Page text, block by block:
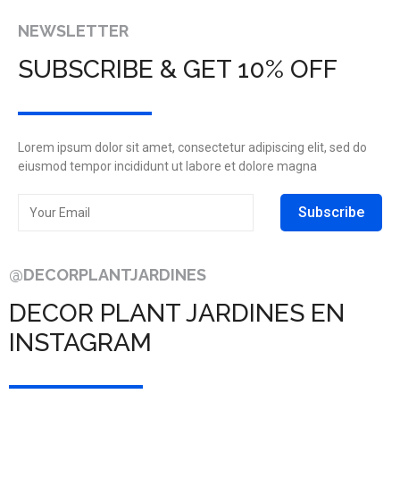
NEWSLETTER
SUBSCRIBE & GET 10% OFF
Lorem ipsum dolor sit amet, consectetur adipiscing elit, sed do
eiusmod tempor incididunt ut labore et dolore magna
Subscribe
@DECORPLANTJARDINES
DECOR PLANT JARDINES EN
INSTAGRAM